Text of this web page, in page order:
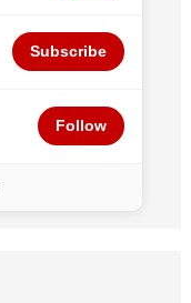
Subscribe
Follow